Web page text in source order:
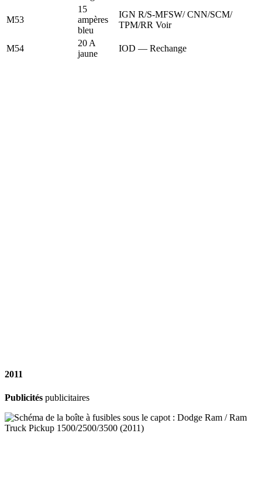
M53
15
ampères
bleu
IGN R/S-MFSW/ CNN/SCM/
TPM/RR Voir
M54
20 A
jaune
IOD — Rechange
2011
Publicités publicitaires